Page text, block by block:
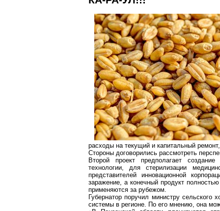
расходы на текущий и капитальный
Стороны договорились рассмотреть
Второй проект предполагает
технологии, для стерилизации
представителей инновационной
заражение, а конечный продукт
применяются за рубежом.
Губернатор поручил министру сельского
системы в регионе. По его мнению, она